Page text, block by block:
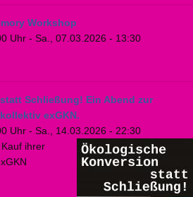
Workshop
Uhr - Sa., 07.03.2026 - 13:30
Schließung! Ein Abend zur
exGKN.
Uhr - Sa., 14.03.2026 - 22:30
ihrer